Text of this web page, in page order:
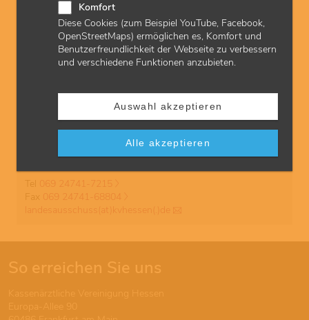
Komfort
Diese Cookies (zum Beispiel YouTube, Facebook,
OpenStreetMaps) ermöglichen es, Komfort und
Benutzerfreundlichkeit der Webseite zu verbessern
und verschiedene Funktionen anzubieten.
Auswahl akzeptieren
Alle akzeptieren
Muster Teamstruktur Epilepsie | xlsx | 445 KB
Geschäftsstelle des Erweiterten Landesausschusses
Kassenärztliche Vereinigung Hessen
Tel 069 24741-7215
Fax 069 24741-68804
landesausschuss(at)kvhessen(.)de